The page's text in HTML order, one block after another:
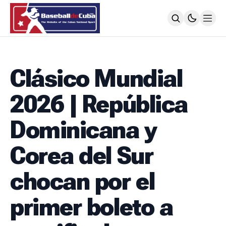
MLB
TODOS LOS JUEGOS
SIGUIENDO A LOS CUBANOS
LIGA ÉLITE
CALENDARIO
POSICIONES
64 SNB
POSTEMPORADA
POSICIONES
SUBVALORADOS DEL BÉISBOL CUBANO
Clásico Mundial
2026 | República
Dominicana y
Corea del Sur
chocan por el
primer boleto a